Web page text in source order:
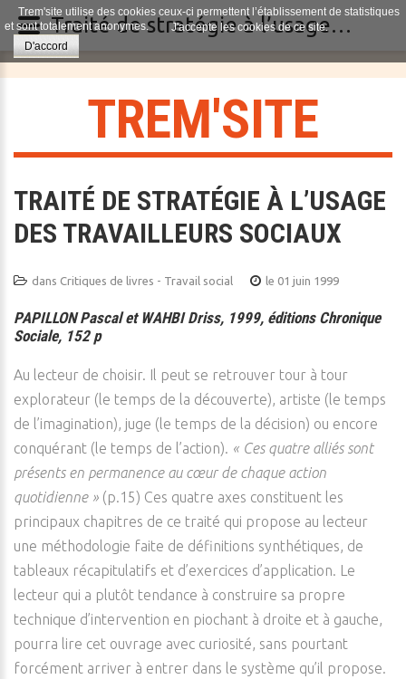
TREM'SITE
TRAITÉ DE STRATÉGIE À L’USAGE
DES TRAVAILLEURS SOCIAUX
dans Critiques de livres - Travail social le 01 juin 1999
PAPILLON Pascal et WAHBI Driss, 1999, éditions Chronique
Sociale, 152 p
Au lecteur de choisir. Il peut se retrouver tour à tour
explorateur (le temps de la découverte), artiste (le temps
de l’imagination), juge (le temps de la décision) ou encore
conquérant (le temps de l’action). « Ces quatre alliés sont
présents en permanence au cœur de chaque action
quotidienne » (p.15) Ces quatre axes constituent les
principaux chapitres de ce traité qui propose au lecteur
une méthodologie faite de définitions synthétiques, de
tableaux récapitulatifs et d’exercices d’application. Le
lecteur qui a plutôt tendance à construire sa propre
technique d’intervention en piochant à droite et à gauche,
pourra lire cet ouvrage avec curiosité, sans pourtant
forcément arriver à entrer dans le système qu’il propose.
Trem'site utilise des cookies ceux-ci permettent l’établissement de statistiques
et sont totalement anonymes.
J'accepte les cookies de ce site.
D'accord
Traité de stratégie à l’usage des travailleurs sociaux